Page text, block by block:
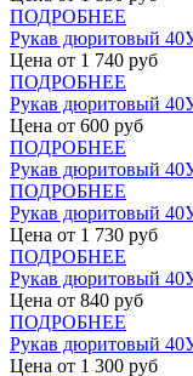
ПОДРОБНЕЕ
Рукав дюритовый
Цена от 1 740 руб
ПОДРОБНЕЕ
Рукав дюритовый
Цена от 600 руб
ПОДРОБНЕЕ
Рукав дюритовый
ПОДРОБНЕЕ
Рукав дюритовый
Цена от 1 730 руб
ПОДРОБНЕЕ
Рукав дюритовый
Цена от 840 руб
ПОДРОБНЕЕ
Рукав дюритовый
Цена от 1 300 руб